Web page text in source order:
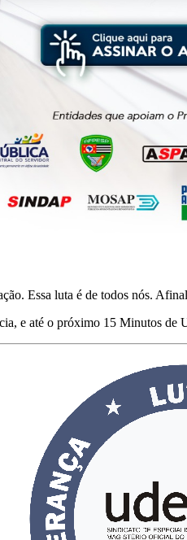
Essa luta é de todos nós.
e até o próximo 15 Minutos de